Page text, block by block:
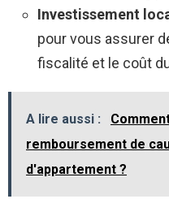
Investissement
pour vous assurer
fiscalité et le coût
A lire aussi :
remboursement de
d'appartement ?